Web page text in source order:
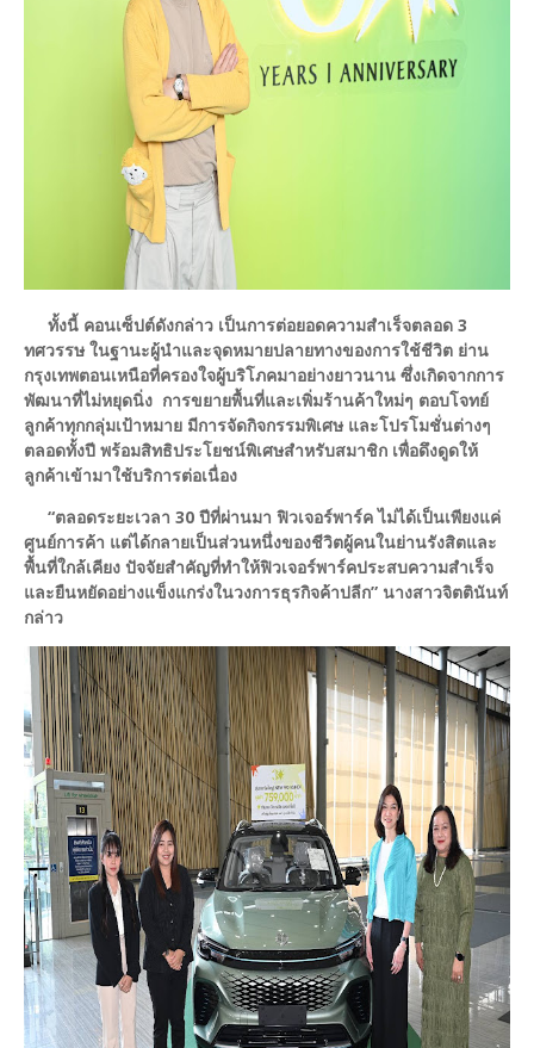
ทั้งนี้ คอนเซ็ปต์ดังกล่าว เป็นการต่อยอดความสำเร็จตลอด 3
ทศวรรษ ในฐานะผู้นำและจุดหมายปลายทางของการใช้ชีวิต ย่าน
กรุงเทพตอนเหนือที่ครองใจผู้บริโภคมาอย่างยาวนาน ซึ่งเกิดจากการ
พัฒนาที่ไม่หยุดนิ่ง การขยายพื้นที่และเพิ่มร้านค้าใหม่ๆ ตอบโจทย์
ลูกค้าทุกกลุ่มเป้าหมาย มีการจัดกิจกรรมพิเศษ และโปรโมชั่นต่างๆ
ตลอดทั้งปี พร้อมสิทธิประโยชน์พิเศษสำหรับสมาชิก เพื่อดึงดูดให้
ลูกค้าเข้ามาใช้บริการต่อเนื่อง
“ตลอดระยะเวลา 30 ปีที่ผ่านมา ฟิวเจอร์พาร์ค ไม่ได้เป็นเพียงแค่
ศูนย์การค้า แต่ได้กลายเป็นส่วนหนึ่งของชีวิตผู้คนในย่านรังสิตและ
พื้นที่ใกล้เคียง ปัจจัยสำคัญที่ทำให้ฟิวเจอร์พาร์คประสบความสำเร็จ
และยืนหยัดอย่างแข็งแกร่งในวงการธุรกิจค้าปลีก” นางสาวจิตตินันท์
กล่าว